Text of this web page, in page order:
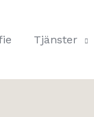
Tjänster